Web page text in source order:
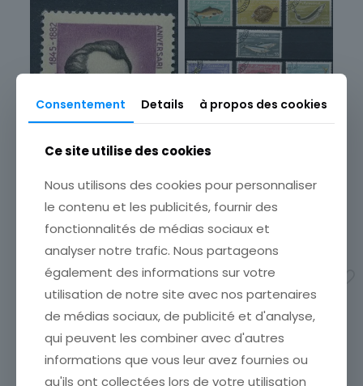
TIMBRE ROUMANIE VASILE
CONTA
ÉTATVOIR SCANCumulez vos
achats en visitant ma
boutiqueafin de réduire vos
frais de port. Emballage
Soigné !!!
1,00€
LOT DE 7 TIMBRES
ROUMANIE THEMES
achats en visitant ma
boutiqueafin de réduire vos
frais de port. Emballage
Soigné !!!
2,50€
Ajouter au panier
Consentement Details à propos des cookies
Ce site utilise des cookies
Nous utilisons des cookies pour personnaliser
le contenu et les publicités, fournir des
fonctionnalités de médias sociaux et
analyser notre trafic. Nous partageons
également des informations sur votre
utilisation de notre site avec nos partenaires
de médias sociaux, de publicité et d'analyse,
qui peuvent les combiner avec d'autres
informations que vous leur avez fournies ou
qu'ils ont collectées lors de votre utilisation